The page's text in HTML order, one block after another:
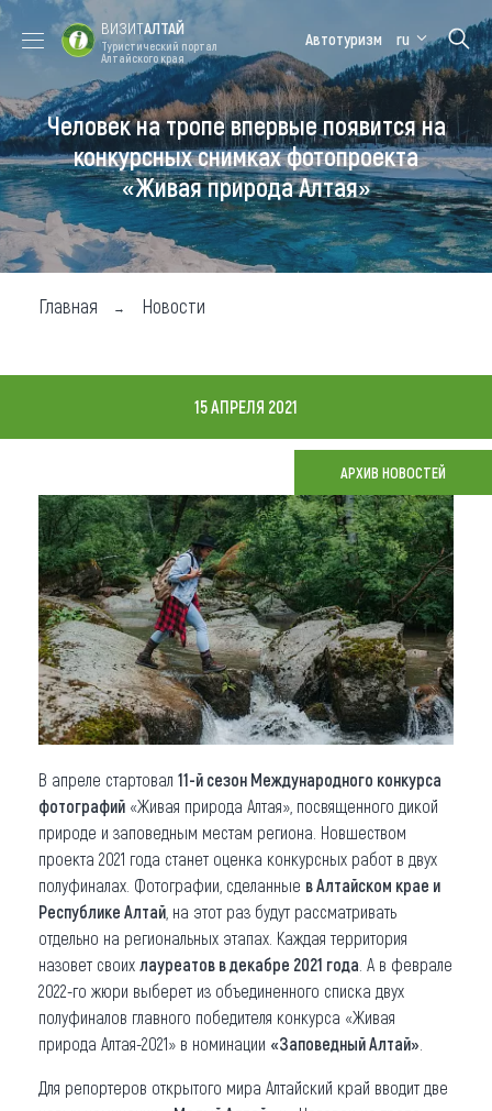
Форум VISIT
ALTAI
Цветение
маральника
Медицинский
форум
Алтайская
зимовка
Туры
Где побывать
Чем заняться
Карта
Что привезти (сувениры)
О регионе
Коллекция впечатлений
Другие рубрики
ВИЗИТАЛТАЙ
Туристический портал
Алтайского края
Автотуризм ru
Человек на тропе впервые появится на
конкурсных снимках фотопроекта
«Живая природа Алтая»
Главная Новости
15 АПРЕЛЯ 2021
АРХИВ НОВОСТЕЙ
В апреле стартовал 11-й сезон Международного конкурса
фотографий «Живая природа Алтая», посвященного дикой
природе и заповедным местам региона. Новшеством
проекта 2021 года станет оценка конкурсных работ в двух
полуфиналах. Фотографии, сделанные в Алтайском крае и
Республике Алтай , на этот раз будут рассматривать
отдельно на региональных этапах. Каждая территория
назовет своих лауреатов в декабре 2021 года . А в феврале
2022-го жюри выберет из объединенного списка двух
полуфиналов главного победителя конкурса «Живая
природа Алтая-2021» в номинации «Заповедный Алтай»
Для репортеров открытого мира Алтайский край вводит две